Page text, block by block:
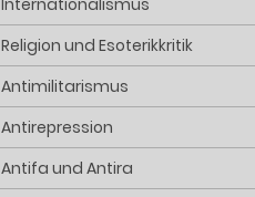
Internationalismus
Religion und Esoterikkritik
Antimilitarismus
Antirepression
Antifa und Antira